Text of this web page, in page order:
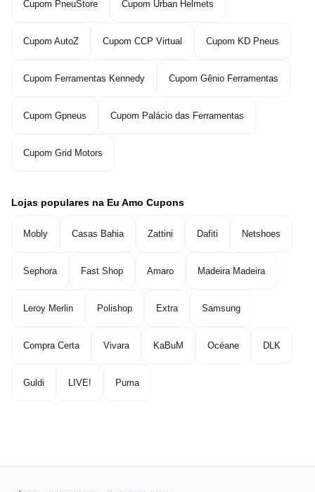
Cupom PneuStore Cupom Urban Helmets
Cupom AutoZ Cupom CCP Virtual Cupom KD Pneus
Cupom Ferramentas Kennedy Cupom Gênio Ferramentas
Cupom Gpneus Cupom Palácio das Ferramentas
Cupom Grid Motors
Lojas populares na Eu Amo Cupons
Mobly Casas Bahia Zattini Dafiti Netshoes
Sephora Fast Shop Amaro Madeira Madeira
Leroy Merlin Polishop Extra Samsung
Compra Certa Vivara KaBuM Océane DLK
Guldi LIVE! Puma